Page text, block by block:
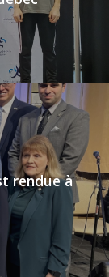
rendue à